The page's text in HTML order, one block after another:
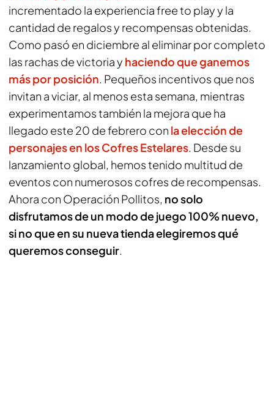
incrementado la experiencia free to play y la
cantidad de regalos y recompensas obtenidas.
Como pasó en diciembre al eliminar por completo
las rachas de victoria y haciendo que ganemos
más por posición. Pequeños incentivos que nos
invitan a viciar, al menos esta semana, mientras
experimentamos también la mejora que ha
llegado este 20 de febrero con la elección de
personajes en los Cofres Estelares. Desde su
lanzamiento global, hemos tenido multitud de
eventos con numerosos cofres de recompensas.
Ahora con Operación Pollitos, no solo
disfrutamos de un modo de juego 100% nuevo,
si no que en su nueva tienda elegiremos qué
queremos conseguir.